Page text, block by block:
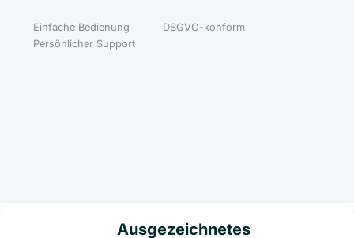
Einfache Bedienung
DSGVO-konform
Persönlicher Support
Ausgezeichnetes